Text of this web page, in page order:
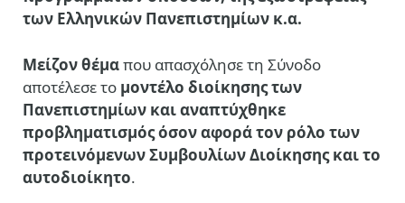
των Ελληνικών Πανεπιστημίων κ.α.
Μείζον θέμαπου απασχόλησε τη Σύνοδο
αποτέλεσε το μοντέλο διοίκησης των
Πανεπιστημίων και αναπτύχθηκε
προβληματισμός όσον αφορά τον ρόλο των
προτεινόμενων Συμβουλίων Διοίκησης και το
αυτοδιοίκητο.